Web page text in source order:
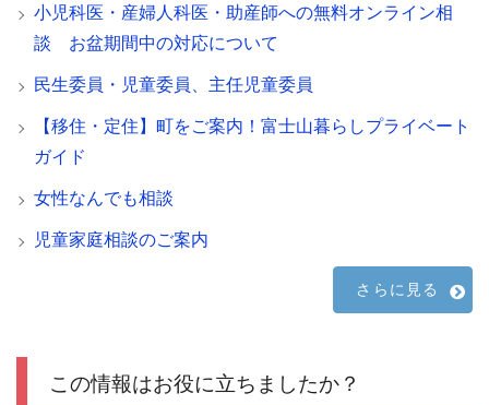
小児科医・産婦人科医・助産師への無料オンライン相
談 お盆期間中の対応について
民生委員・児童委員、主任児童委員
【移住・定住】町をご案内！富士山暮らしプライベート
ガイド
女性なんでも相談
児童家庭相談のご案内
さらに見る
この情報はお役に立ちましたか？